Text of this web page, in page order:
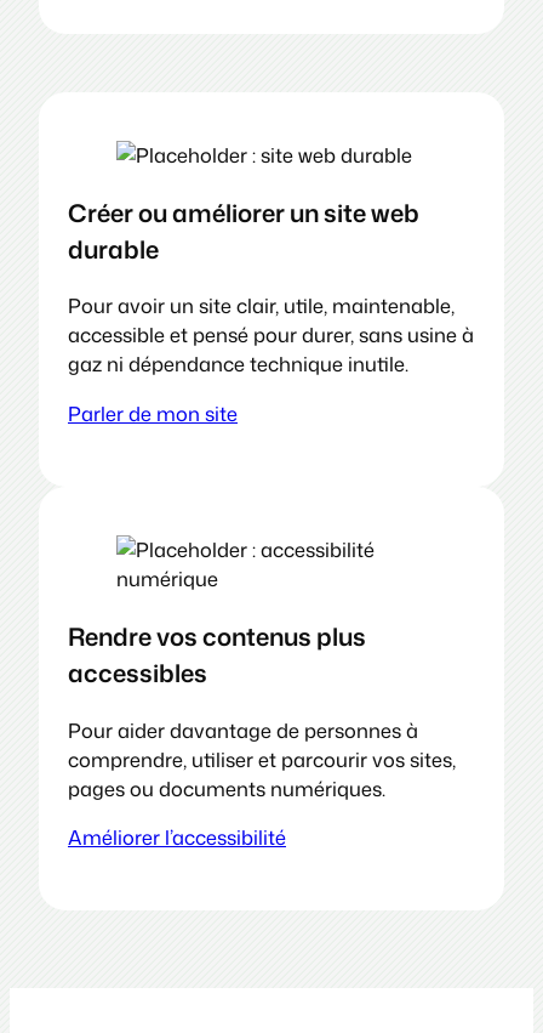
Créer ou améliorer un site web
durable
Pour avoir un site clair, utile, maintenable,
accessible et pensé pour durer, sans usine à
gaz ni dépendance technique inutile.
Parler de mon site
Rendre vos contenus plus
accessibles
Pour aider davantage de personnes à
comprendre, utiliser et parcourir vos sites,
pages ou documents numériques.
Améliorer l’accessibilité